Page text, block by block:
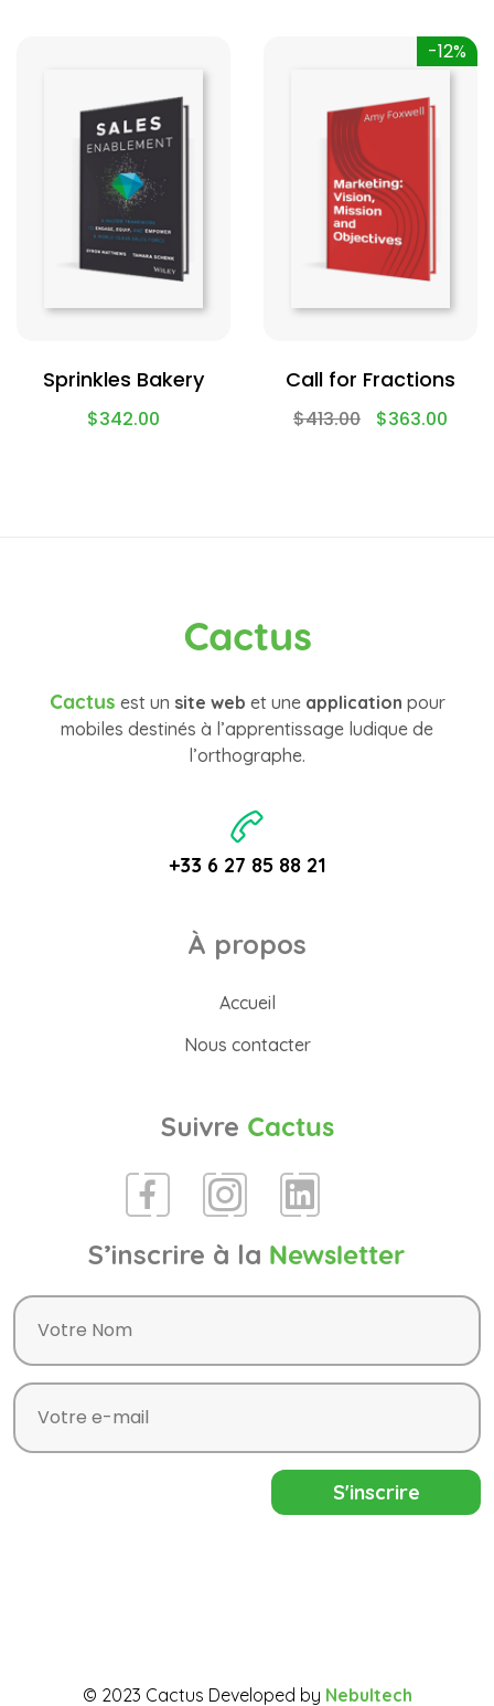
Sprinkles Bakery
$342.00
-12%
Call for Fractions
$413.00 $363.00
Cactus
Cactus est un site web et une application pour
mobiles destinés à l’apprentissage ludique de
l’orthographe.
+33 6 27 85 88 21
À propos
Accueil
Nous contacter
Suivre Cactus
S’inscrire à la Newsletter
© 2023 Cactus Developed by Nebultech